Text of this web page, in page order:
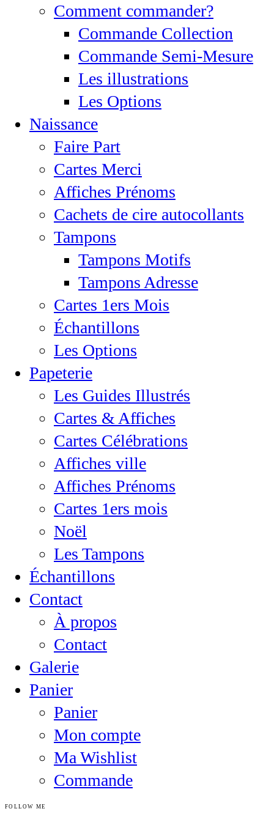
Comment commander?
Commande Collection
Commande Semi-Mesure
Les illustrations
Les Options
Naissance
Faire Part
Cartes Merci
Affiches Prénoms
Cachets de cire autocollants
Tampons
Tampons Motifs
Tampons Adresse
Cartes 1ers Mois
Échantillons
Les Options
Papeterie
Les Guides Illustrés
Cartes & Affiches
Cartes Célébrations
Affiches ville
Affiches Prénoms
Cartes 1ers mois
Noël
Les Tampons
Échantillons
Contact
À propos
Contact
Galerie
Panier
Panier
Mon compte
Ma Wishlist
Commande
FOLLOW ME